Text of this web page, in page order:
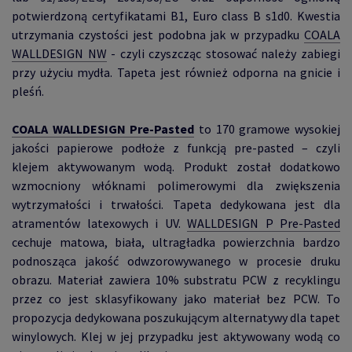
potwierdzoną certyfikatami B1, Euro class B s1d0. Kwestia
utrzymania czystości jest podobna jak w przypadku COALA
WALLDESIGN NW - czyli czyszcząc stosować należy zabiegi
przy użyciu mydła. Tapeta jest również odporna na gnicie i
pleśń.
COALA WALLDESIGN Pre-Pasted to 170 gramowe wysokiej
jakości papierowe podłoże z funkcją pre-pasted – czyli
klejem aktywowanym wodą. Produkt został dodatkowo
wzmocniony włóknami polimerowymi dla zwiększenia
wytrzymałości i trwałości. Tapeta dedykowana jest dla
atramentów latexowych i UV. WALLDESIGN P Pre-Pasted
cechuje matowa, biała, ultragładka powierzchnia bardzo
podnosząca jakość odwzorowywanego w procesie druku
obrazu. Materiał zawiera 10% substratu PCW z recyklingu
przez co jest sklasyfikowany jako materiał bez PCW. To
propozycja dedykowana poszukującym alternatywy dla tapet
winylowych. Klej w jej przypadku jest aktywowany wodą co